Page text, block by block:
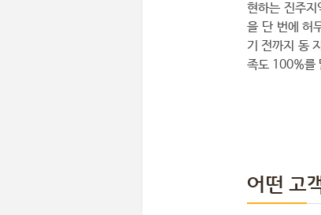
현하는 진주
을 단 번에 허
기 전까지 동
족도 100%를
어떤 고